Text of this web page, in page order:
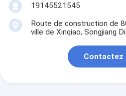
19145521545
Route de construction de
ville de Xinqiao, Songjiang
Contactez